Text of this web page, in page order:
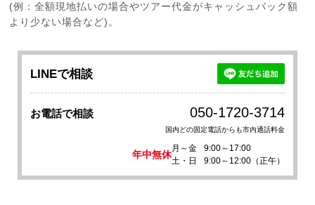
(例：全額現地払いの場合やツアー代金がキャッシュバック額
より少ない場合など)。
LINEで相談
お電話で相談 050-1720-3714
国内どの固定電話からも市内通話料金
年中無休
月～金
9:00～17:00
土・日
9:00～12:00（正午）